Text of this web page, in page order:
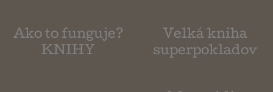
Ako to funguje?
KNIHY
Velká kniha
superpokladov